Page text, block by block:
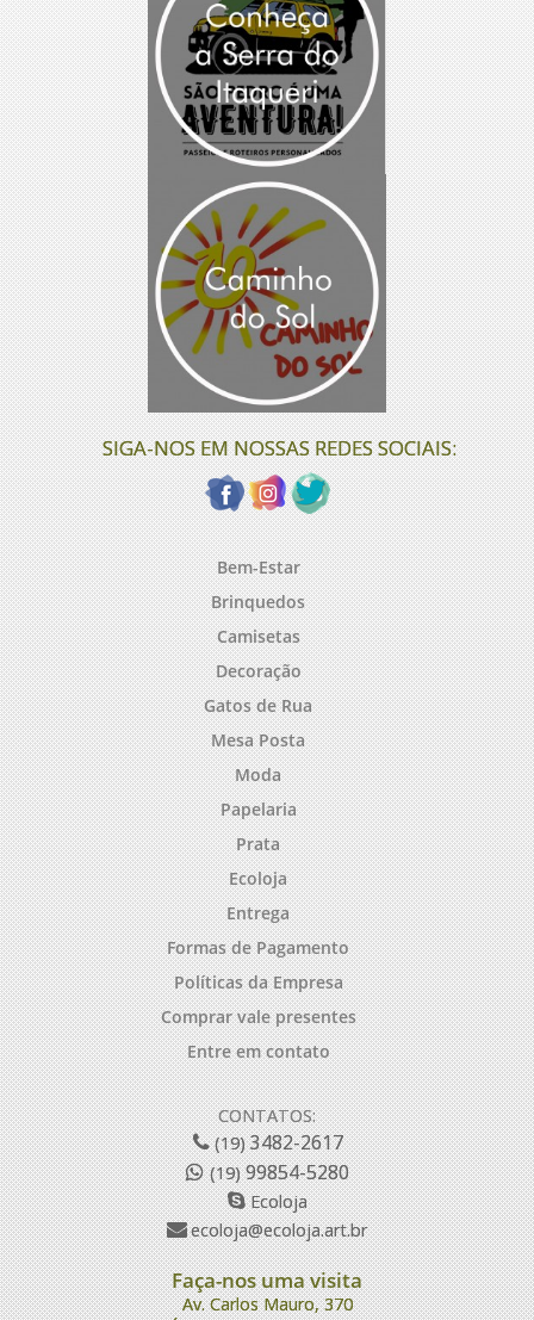
SIGA-NOS EM NOSSAS REDES SOCIAIS:
Bem-Estar
Brinquedos
Camisetas
Decoração
Gatos de Rua
Mesa Posta
Moda
Papelaria
Prata
Ecoloja
Entrega
Formas de Pagamento
Políticas da Empresa
Comprar vale presentes
Entre em contato
CONTATOS:
(19)3482-2617
(19)99854-5280
Ecoloja
ecoloja@ecoloja.art.br
Faça-nos uma visita
Av. Carlos Mauro, 370